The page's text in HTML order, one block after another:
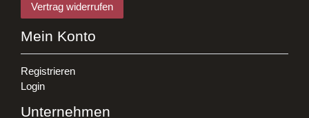
Vertrag widerrufen
Mein Konto
Registrieren
Login
Unternehmen